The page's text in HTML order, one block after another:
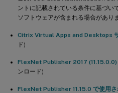
ントに記載されている条件に基づい
ソフトウェアが含まれる場合があり
Citrix Virtual Apps and Desktops
ド)
FlexNet Publisher 2017 (11.15.0.0)
ンロード)
FlexNet Publisher 11.15.0 で使用